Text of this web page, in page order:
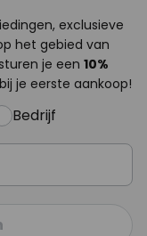
exclusieve
het gebied van
je een 10%
je eerste aankoop!
Bedrijf